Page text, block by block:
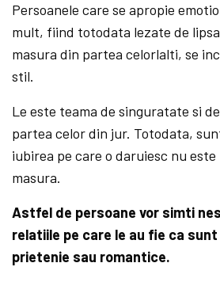
Persoanele care se apropie
mult, fiind totodata lezate de
masura din partea celorlalti, se
stil.
Le este teama de singuratate si
partea celor din jur. Totodata,
iubirea pe care o daruiesc nu
masura.
Astfel de persoane vor simti
relatiile pe care le au fie ca
prietenie sau romantice.